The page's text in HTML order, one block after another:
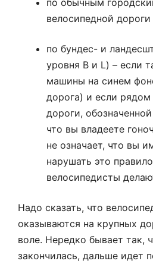
по обычным
велосипедной
по бундес- и
уровня B и L) – если
машины на синем
дорога) и если рядом
дороги,
что вы владеете
не означает, что вы
нарушать это
велосипедисты
Надо сказать, что
оказываются на крупных
воле. Нередко бывает так,
закончилась, дальше идет